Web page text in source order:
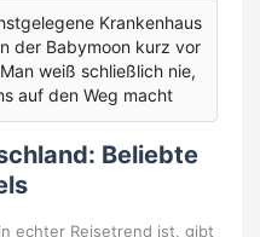
Krankenhaus
der Babymoon kurz vor
weiß schließlich nie,
auf den Weg macht
Beliebte
echter Reisetrend ist, gibt